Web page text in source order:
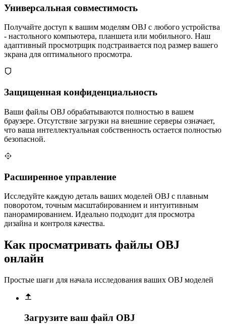
Универсальная совместимость
Получайте доступ к вашим моделям OBJ с любого устройства
- настольного компьютера, планшета или мобильного. Наш
адаптивный просмотрщик подстраивается под размер вашего
экрана для оптимального просмотра.
Защищенная конфиденциальность
Ваши файлы OBJ обрабатываются полностью в вашем
браузере. Отсутствие загрузки на внешние серверы означает,
что ваша интеллектуальная собственность остается полностью
безопасной.
Расширенное управление
Исследуйте каждую деталь ваших моделей OBJ с плавным
поворотом, точным масштабированием и интуитивным
панорамированием. Идеально подходит для просмотра
дизайна и контроля качества.
Как просматривать файлы OBJ
онлайн
Простые шаги для начала исследования ваших OBJ моделей
Загрузите ваш файл OBJ